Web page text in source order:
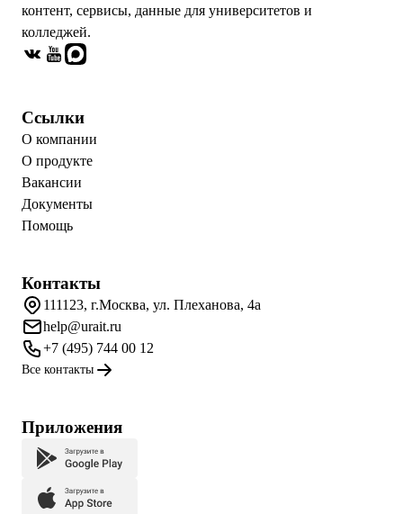
контент, сервисы, данные для университетов и
колледжей.
Ссылки
О компании
О продукте
Вакансии
Документы
Помощь
Контакты
111123, г.Москва, ул. Плеханова, 4а
help@urait.ru
+7 (495) 744 00 12
Все контакты
Приложения